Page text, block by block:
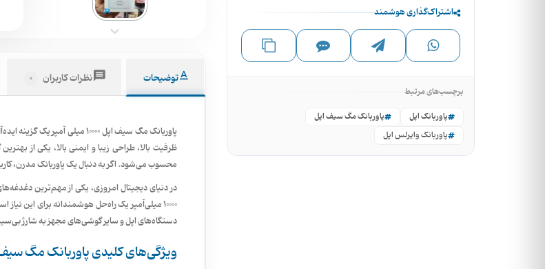
اشتراک‌گذاری هوشمند
برچسب‌های مرتبط
پاوربانک اپل
پاوربانک مگ سیف اپل
پاوربانک وایرلس اپل
توضیحات نظرات کاربران 0
پاوربانک مگ سیف اپل 10000
ظرفیت بالا، طراحی زیبا و ایمنی بالا، یکی از
محسوب می‌شود. اگر به دنبال یک پاوربانک مدرن،
در دنیای دیجیتال امروزی، یکی از مهم‌ترین
10000 میلی‌آمپر یک راه‌حل هوشمندانه برای این
دستگاه‌های اپل و سایر گوشی‌های مجهز به شارژ
ویژگی‌های کلیدی پاوربانک مگ سیف اپل 10000